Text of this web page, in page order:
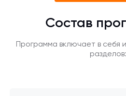
Состав
Программа включает в себя
разделов: